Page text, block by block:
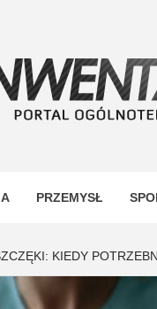
PRZEMYSŁ
KIEDY